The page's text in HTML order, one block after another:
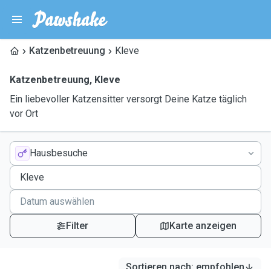
Katzenbetreuung Kleve
Katzenbetreuung, Kleve
Ein liebevoller Katzensitter versorgt Deine Katze täglich
vor Ort
Hausbesuche
Filter Karte anzeigen